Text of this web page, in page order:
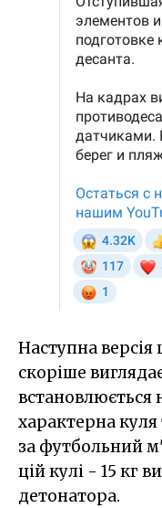
Наступна
скоріше
встановлюється
характерна
за футбольний
цій кулі - 15 кг
детонатора.